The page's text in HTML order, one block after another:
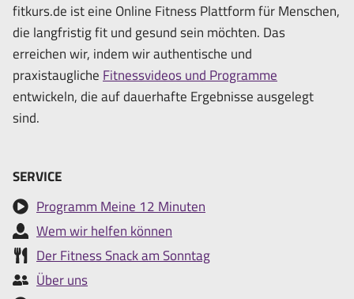
fitkurs.de ist eine Online Fitness Plattform für Menschen,
die langfristig fit und gesund sein möchten. Das
erreichen wir, indem wir authentische und
praxistaugliche Fitnessvideos und Programme
entwickeln, die auf dauerhafte Ergebnisse ausgelegt
sind.
SERVICE
Programm Meine 12 Minuten
Wem wir helfen können
Der Fitness Snack am Sonntag
Über uns